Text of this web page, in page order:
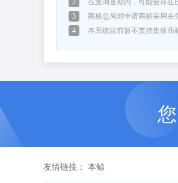
2
在查询盲期内，可能会存在
3
商标总局对申请商标采用在
4
本系统目前暂不支持集体商
友情链接： 本鲸